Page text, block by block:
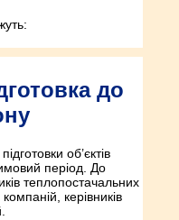
до
об’єктів
період. До
теплопостачальних
керівників